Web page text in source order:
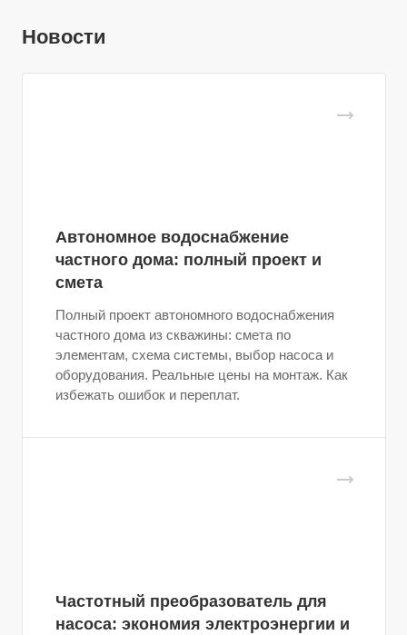
Новости
Автономное водоснабжение
частного дома: полный проект и
смета
Полный проект автономного водоснабжения
частного дома из скважины: смета по
элементам, схема системы, выбор насоса и
оборудования. Реальные цены на монтаж. Как
избежать ошибок и переплат.
Частотный преобразователь для
насоса: экономия электроэнергии и